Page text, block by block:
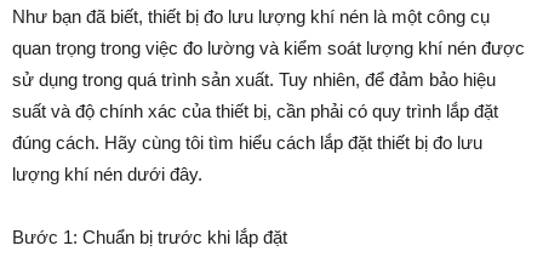
Như bạn đã biết, thiết bị đo lưu lượng khí nén là một công cụ
quan trọng trong việc đo lường và kiểm soát lượng khí nén được
sử dụng trong quá trình sản xuất. Tuy nhiên, để đảm bảo hiệu
suất và độ chính xác của thiết bị, cần phải có quy trình lắp đặt
đúng cách. Hãy cùng tôi tìm hiểu cách lắp đặt thiết bị đo lưu
lượng khí nén dưới đây.
Bước 1: Chuẩn bị trước khi lắp đặt